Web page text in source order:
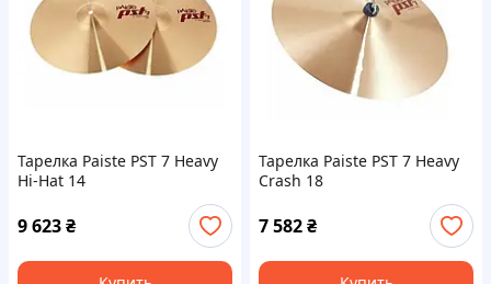
Тарелка Paiste PST 7 Heavy
Hi-Hat 14
9 623₴
Тарелка Paiste PST 7 Heavy
Crash 18
7 582₴